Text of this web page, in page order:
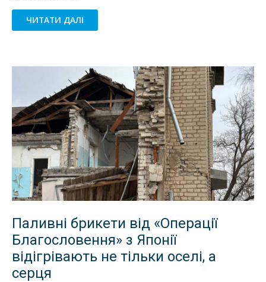
ЧИТАТИ ДАЛІ
Паливні брикети від «Операції
Благословення» з Японії
відігрівають не тільки оселі, а
серця